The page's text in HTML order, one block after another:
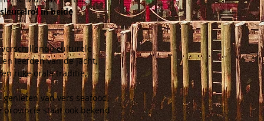
sleutelrol in beide
verschillende culturele
leefden van de jacht,
rijke orale traditie,
van vers seafood,
provincie staat ook bekend